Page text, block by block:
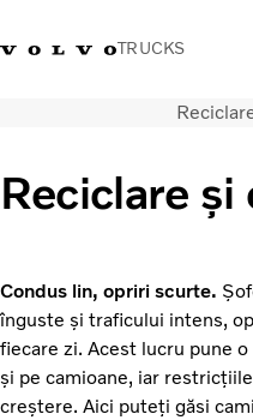
TRUCKS
Merchandise
Soluții de transport
Dealer locator
News
Despre noi
Contactați-ne
Reciclare
Condus lin, opriri scurte.
înguste și traficului intens,
fiecare zi. Acest lucru pune
și pe camioane, iar
creștere. Aici puteți găsi